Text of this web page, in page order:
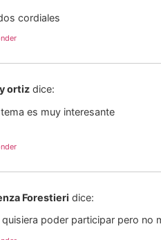
cordiales
ortiz dice:
es muy interesante
Forestieri dice:
quisiera poder participar pero no